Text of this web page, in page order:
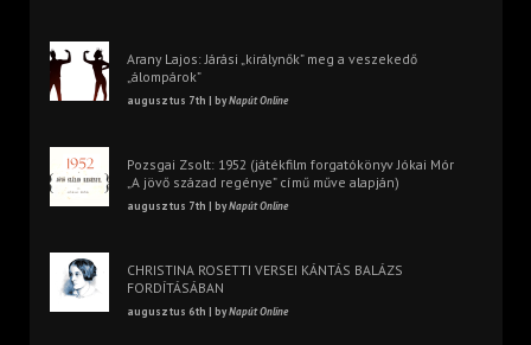
Arany Lajos: Járási „királynők” meg a veszekedő
„álompárok”
augusztus 7th | byNapút Online
Pozsgai Zsolt: 1952 (játékfilm forgatókönyv Jókai Mór
„A jövő század regénye” című műve alapján)
augusztus 7th | byNapút Online
CHRISTINA ROSETTI VERSEI KÁNTÁS BALÁZS
FORDÍTÁSÁBAN
augusztus 6th | byNapút Online